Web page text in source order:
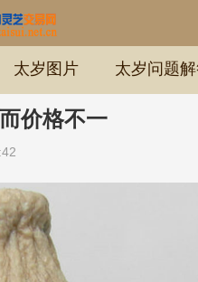
太岁图片 太岁问题
价格不一